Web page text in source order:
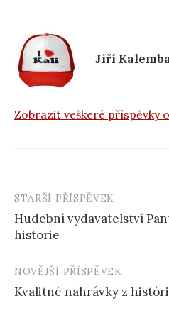
k
Jiří
Zobrazit veškeré příspěvky
Navigace
příspěvku
STARŠÍ PŘÍSPĚVEK
Hudební vydavatelství
historie
NOVĚJŠÍ PŘÍSPĚVEK
Kvalitné nahrávky z